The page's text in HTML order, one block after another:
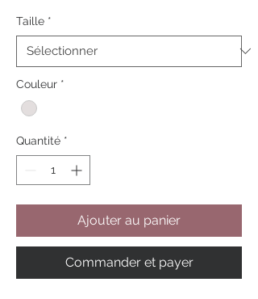
Taille *
Couleur *
Quantité *
Ajouter au panier
Commander et payer